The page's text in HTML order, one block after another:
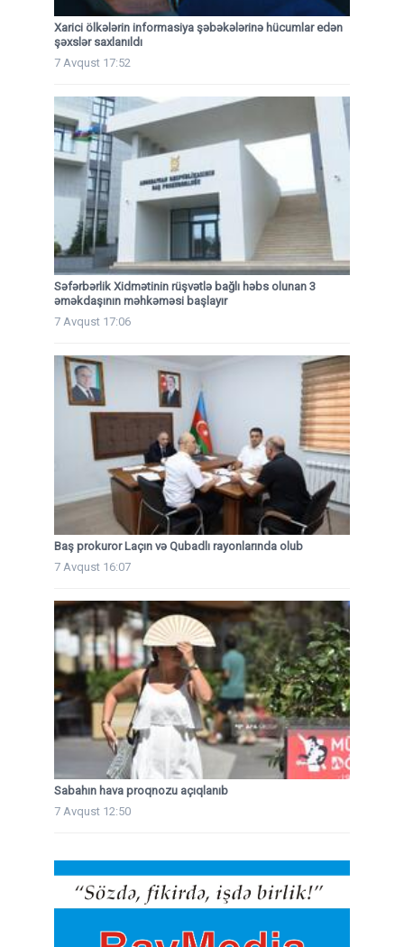
Xarici ölkələrin informasiya şəbəkələrinə hücumlar edən
şəxslər saxlanıldı
7 Avqust 17:52
Səfərbərlik Xidmətinin rüşvətlə bağlı həbs olunan 3
əməkdaşının məhkəməsi başlayır
7 Avqust 17:06
Baş prokuror Laçın və Qubadlı rayonlarında olub
7 Avqust 16:07
Sabahın hava proqnozu açıqlanıb
7 Avqust 12:50